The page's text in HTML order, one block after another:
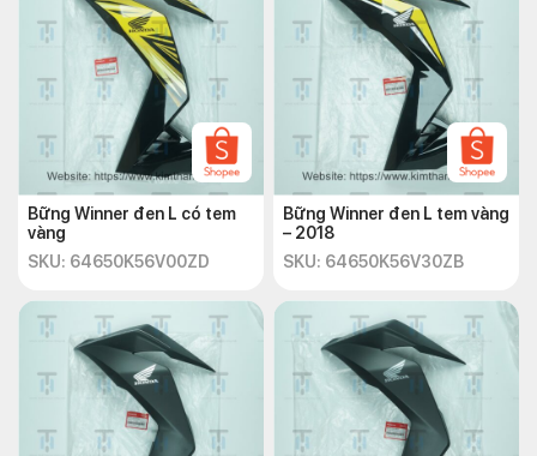
Bững Winner đen L có tem
vàng
SKU: 64650K56V00ZD
Bững Winner đen L tem vàng
– 2018
SKU: 64650K56V30ZB